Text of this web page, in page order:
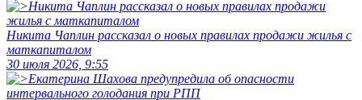
Никита Чаплин рассказал о новых правилах продажи жилья с
маткапиталом
30 июля 2026, 9:55